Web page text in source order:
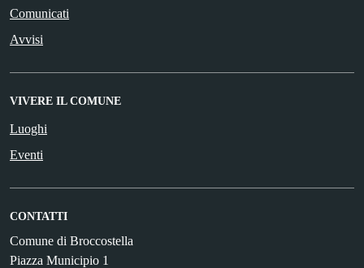
Comunicati
Avvisi
VIVERE IL COMUNE
Luoghi
Eventi
CONTATTI
Comune di Broccostella
Piazza Municipio 1